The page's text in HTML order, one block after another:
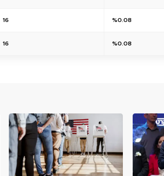
16 %0.08
16 %0.08